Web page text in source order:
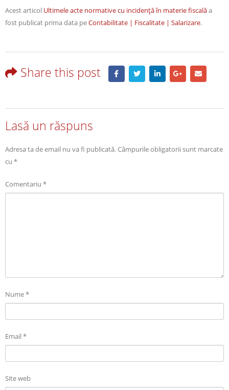
Acest articol Ultimele acte normative cu incidenţă în materie fiscalăa
fost publicat prima data peContabilitate | Fiscalitate | Salarizare.
Share this post
Lasă un răspuns
Adresa ta de email nu va fi publicată.Câmpurile obligatorii sunt marcate
cu *
Comentariu *
Nume*
Email*
Site web